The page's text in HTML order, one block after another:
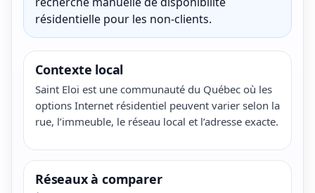
résidentielle pour les non-clients.
Contexte local
Saint Eloi est une communauté du Québec où les
options Internet résidentiel peuvent varier selon la
rue, l’immeuble, le réseau local et l’adresse exacte.
Réseaux à comparer